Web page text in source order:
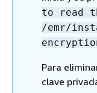
to read
/emr/
Para
clave